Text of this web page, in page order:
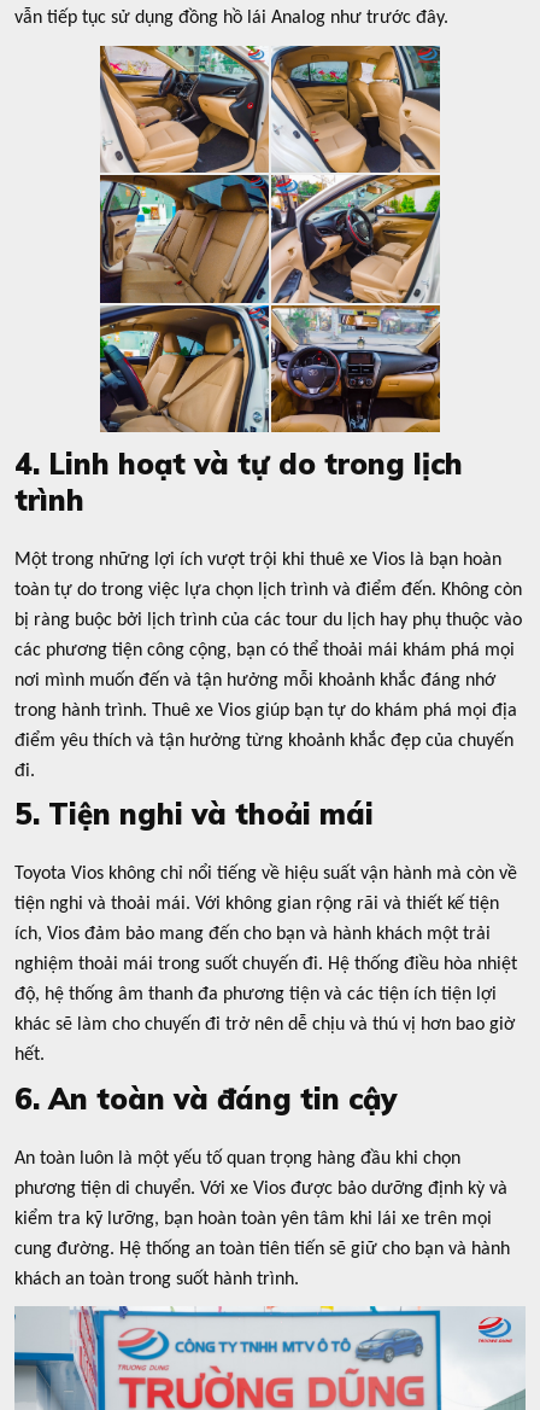
vẫn tiếp tục sử dụng đồng hồ lái Analog như trước đây.
4. Linh hoạt và tự do trong lịch
trình
Một trong những lợi ích vượt trội khi thuê xe Vios là bạn hoàn
toàn tự do trong việc lựa chọn lịch trình và điểm đến. Không còn
bị ràng buộc bởi lịch trình của các tour du lịch hay phụ thuộc vào
các phương tiện công cộng, bạn có thể thoải mái khám phá mọi
nơi mình muốn đến và tận hưởng mỗi khoảnh khắc đáng nhớ
trong hành trình. Thuê xe Vios giúp bạn tự do khám phá mọi địa
điểm yêu thích và tận hưởng từng khoảnh khắc đẹp của chuyến
đi.
5. Tiện nghi và thoải mái
Toyota Vios không chỉ nổi tiếng về hiệu suất vận hành mà còn về
tiện nghi và thoải mái. Với không gian rộng rãi và thiết kế tiện
ích, Vios đảm bảo mang đến cho bạn và hành khách một trải
nghiệm thoải mái trong suốt chuyến đi. Hệ thống điều hòa nhiệt
độ, hệ thống âm thanh đa phương tiện và các tiện ích tiện lợi
khác sẽ làm cho chuyến đi trở nên dễ chịu và thú vị hơn bao giờ
hết.
6. An toàn và đáng tin cậy
An toàn luôn là một yếu tố quan trọng hàng đầu khi chọn
phương tiện di chuyển. Với xe Vios được bảo dưỡng định kỳ và
kiểm tra kỹ lưỡng, bạn hoàn toàn yên tâm khi lái xe trên mọi
cung đường. Hệ thống an toàn tiên tiến sẽ giữ cho bạn và hành
khách an toàn trong suốt hành trình.